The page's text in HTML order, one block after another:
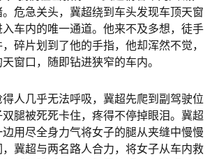
危急关头，冀超绕到车头发现车顶天窗
车内的唯一通道。他来不及多想，徒手
碎片划到了他的手指，他却浑然不觉，
窗口，随即钻进狭窄的车内。
人几乎无法呼吸，冀超先爬到副驾驶位
腿被死死卡住，疼得不停掉眼泪。冀超
用尽全身力气将女子的腿从夹缝中慢慢
冀超与两名路人合力，将女子从车内救